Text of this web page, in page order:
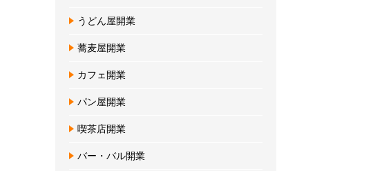
うどん屋開業
蕎麦屋開業
カフェ開業
パン屋開業
喫茶店開業
バー・バル開業